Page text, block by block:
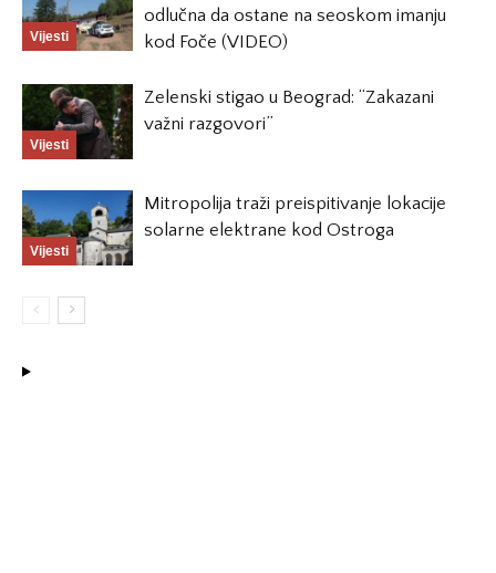
Vijesti
odlučna da ostane na seoskom imanju
kod Foče (VIDEO)
Vijesti
Zelenski stigao u Beograd: “Zakazani
važni razgovori”
Vijesti
Mitropolija traži preispitivanje lokacije
solarne elektrane kod Ostroga